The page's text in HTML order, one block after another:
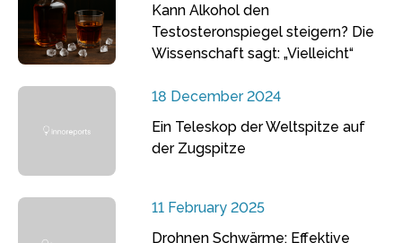
Kann Alkohol den
Testosteronspiegel steigern? Die
Wissenschaft sagt: „Vielleicht“
18 December 2024
Ein Teleskop der Weltspitze auf
der Zugspitze
11 February 2025
Drohnen Schwärme: Effektive